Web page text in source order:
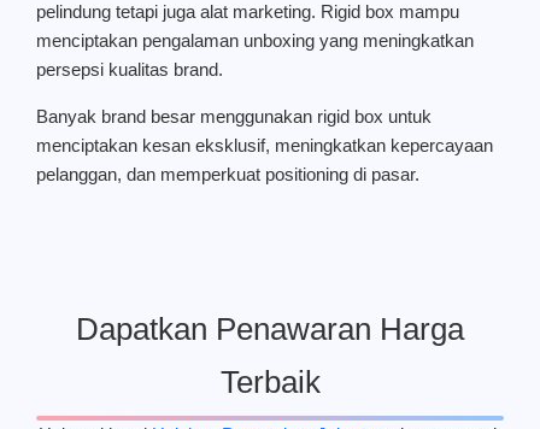
pelindung tetapi juga alat marketing. Rigid box mampu
menciptakan pengalaman unboxing yang meningkatkan
persepsi kualitas brand.
Banyak brand besar menggunakan rigid box untuk
menciptakan kesan eksklusif, meningkatkan kepercayaan
pelanggan, dan memperkuat positioning di pasar.
Dapatkan Penawaran Harga
Terbaik